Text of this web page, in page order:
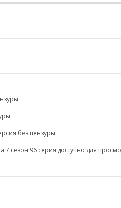
без цензуры
7 сезон 96 серия доступно для